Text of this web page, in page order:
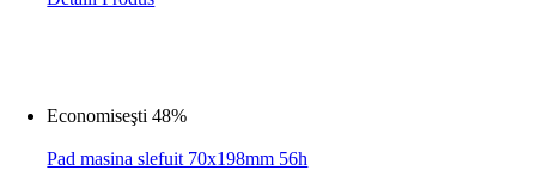
Economiseşti 48%
Pad masina slefuit 70x198mm 56h